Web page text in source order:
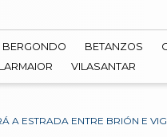
BERGONDO BETANZOS
VILASANTAR
A ESTRADA ENTRE BRIÓN E